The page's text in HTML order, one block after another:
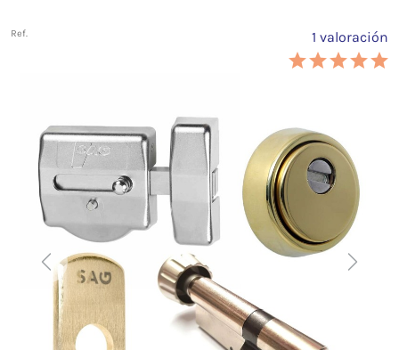
Ref. 1 valoración
Previous Next